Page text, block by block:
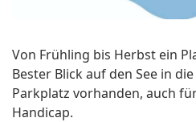
Von Frühling bis Herbst ein
Bester Blick auf den See in
Parkplatz vorhanden, auch
Handicap.